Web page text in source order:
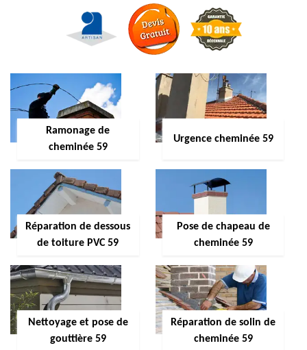
Ramonage de
cheminée 59
Urgence cheminée 59
Réparation de dessous
de toiture PVC 59
Pose de chapeau de
cheminée 59
Nettoyage et pose de
gouttière 59
Réparation de solin de
cheminée 59